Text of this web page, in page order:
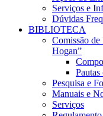
Serviços e
Dúvidas
BIBLIOTECA
Comissão
Hogan”
Pautas
Pesquisa e
Manuais e
Serviços